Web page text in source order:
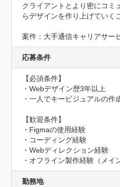
クライアントとより密にコミ
らデザインを作り上げていく
案件：大手通信キャリアサー
応募条件
【必須条件】
・Webデザイン歴3年以上
・一人でキービジュアルの作
【歓迎条件】
・Figmaの使用経験
・コーディング経験
・Webディレクション経験
・オフライン製作経験（メイ
勤務地